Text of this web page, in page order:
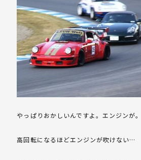
やっぱりおかしいんですよ。エンジンが。
高回転になるほどエンジンが吹けない…